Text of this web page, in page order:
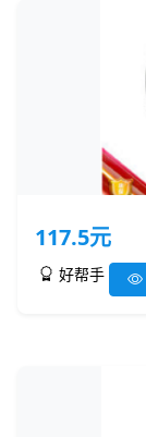
117.5元
好帮手